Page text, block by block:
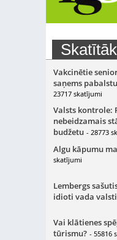
Vakcinētie
saņems
23717 skatījumi
Valsts kontrole:
nebeidzamais
budžetu - 28773
Algu kāpumu
skatījumi
Lembergs
idioti vada
Vai klātienes
tūrismu? - 55816